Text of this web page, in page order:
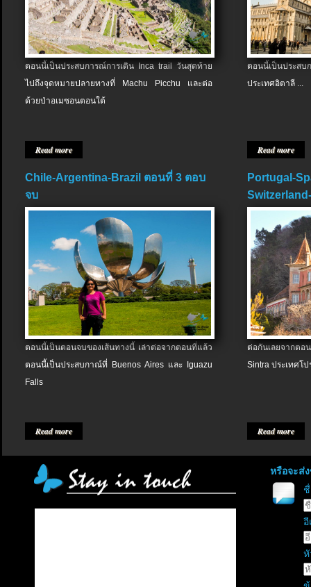
ตอนนี้เป็นประสบการณ์การเดิน Inca trail วันสุดท้าย
ไปถึงจุดหมายปลายทางที่ Machu Picchu และต่อ
ด้วยป่าอเมซอนตอนใต้
Read more
ตอนนี้เป็นประส
ประเทศอิตาลี ...
Read more
Chile-Argentina-Brazil ตอนที่ 3 ตอบ
จบ
ตอนนี้เป็นตอนจบของเส้นทางนี้ เล่าต่อจากตอนที่แล้ว
ตอนนี้เป็นประสบกาณ์ที่ Buenos Aires และ Iguazu
Falls
Read more
Portugal-
ต่อกันเลยจากต
Sintra ประเทศโป
Read more
หรือจะส่
อี
หั